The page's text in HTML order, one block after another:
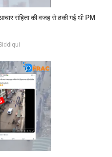
संहिता की वजह से ढकी गई थी PM